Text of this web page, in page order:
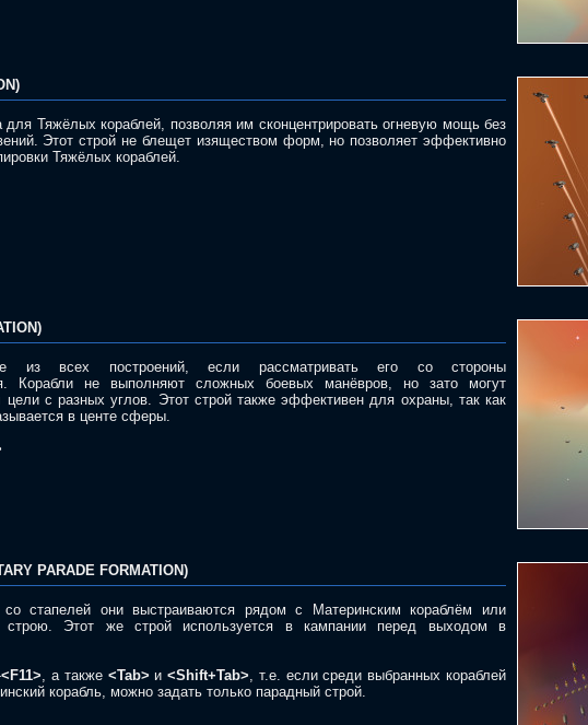
Тяжёлых кораблей, позволяя им сконцентрировать огневую мощь без
Этот строй не блещет изяществом форм, но позволяет эффективно
Тяжёлых кораблей.
из всех построений, если рассматривать его со стороны
Корабли не выполняют сложных боевых манёвров, но зато могут
цели с разных углов. Этот строй также эффективен для охраны, так как
в центе сферы.
PARADE FORMATION)
со стапелей они выстраиваются рядом с Материнским кораблём или
строю. Этот же строй используется в кампании перед выходом в
<F11> , а также <Tab> и<Shift+Tab> , т.е. если среди выбранных кораблей
корабль, можно задать только парадный строй.